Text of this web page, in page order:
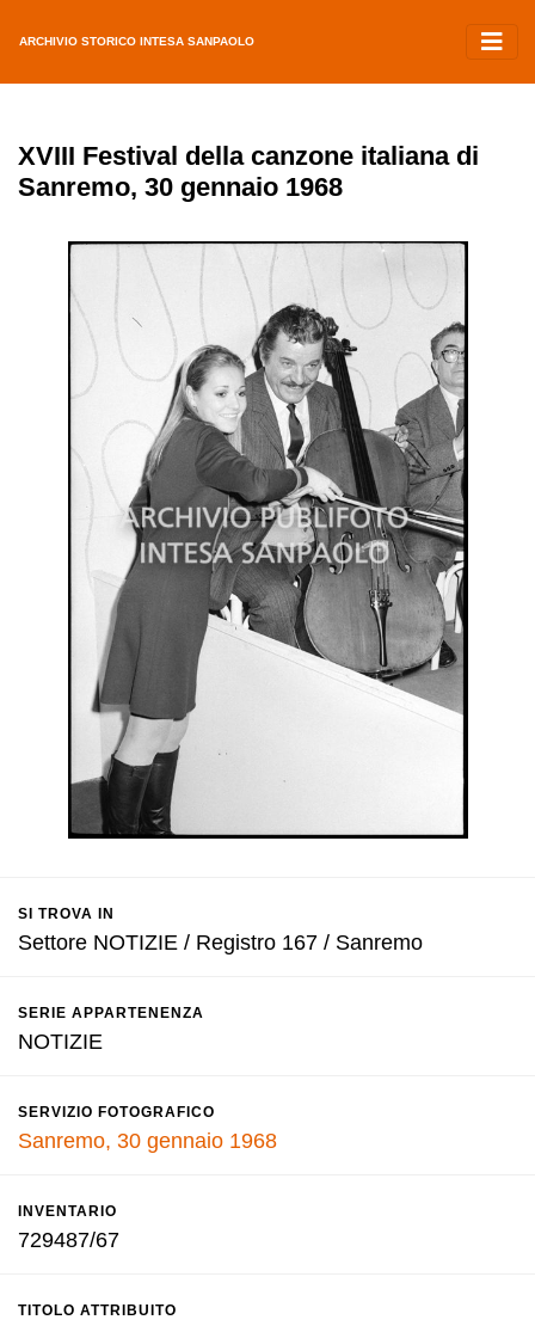
ARCHIVIO STORICO INTESA SANPAOLO
XVIII Festival della canzone italiana di
Sanremo, 30 gennaio 1968
SI TROVA IN
Settore NOTIZIE / Registro 167 / Sanremo
SERIE APPARTENENZA
NOTIZIE
SERVIZIO FOTOGRAFICO
Sanremo, 30 gennaio 1968
INVENTARIO
729487/67
TITOLO ATTRIBUITO